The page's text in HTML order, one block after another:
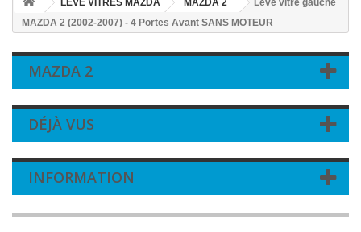
LEVE VITRES MAZDA MAZDA 2
Leve vitre gauche
MAZDA 2 (2002-2007) - 4 Portes Avant SANS MOTEUR
MAZDA 2
DÉJÀ VUS
INFORMATION